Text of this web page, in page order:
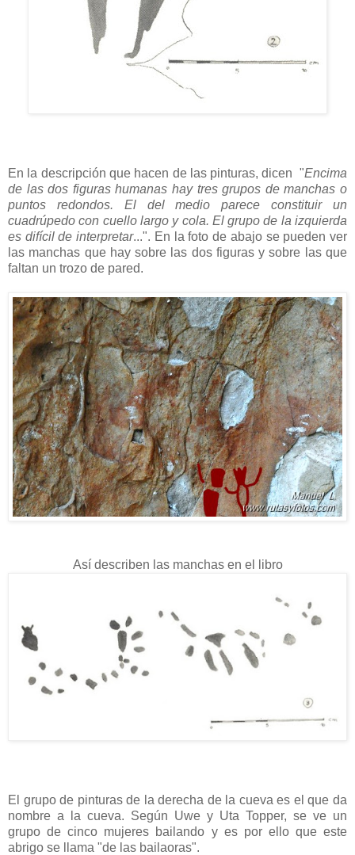
En la descripción que hacen de las pinturas, dicen "Encima
de las dos figuras humanas hay tres grupos de manchas o
puntos redondos. El del medio parece constituir un
cuadrúpedo con cuello largo y cola. El grupo de la izquierda
es difícil de interpretar...". En la foto de abajo se pueden ver
las manchas que hay sobre las dos figuras y sobre las que
faltan un trozo de pared.
Así describen las manchas en el libro
El grupo de pinturas de la derecha de la cueva es el que da
nombre a la cueva. Según Uwe y Uta Topper, se ve un
grupo de cinco mujeres bailando y es por ello que este
abrigo se llama "de las bailaoras".